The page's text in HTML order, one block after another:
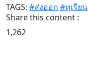
TAGS: #ส่งออก #ทุเรียน
Share this content :
1,262